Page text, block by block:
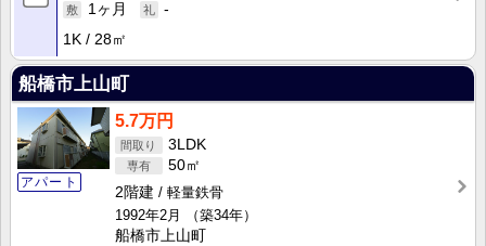
1ヶ月
-
1K
28㎡
船橋市上山町
アパート
5.7万円
3LDK
50㎡
2階建
軽量鉄骨
1992年2月
（築34年）
船橋市上山町